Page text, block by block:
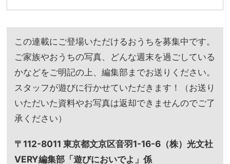
この連載にご登場いただけるおうちを募集中です。
ご家族やおうちの写真、どんな週末を過ごしている
かなどをご明記の上、編集部までお送りください。
スタッフが遊びに行かせていただきます！（お送り
いただいた資料やお写真は返却できませんのでご了
承ください）
〒112-8011 東京都文京区音羽1-16-6（株）光文社
VERY編集部「遊びにおいでよ」係